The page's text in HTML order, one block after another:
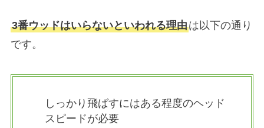
3番ウッドはいらないといわれる理由は以下の通り
です。
しっかり飛ばすにはある程度のヘッド
スピードが必要